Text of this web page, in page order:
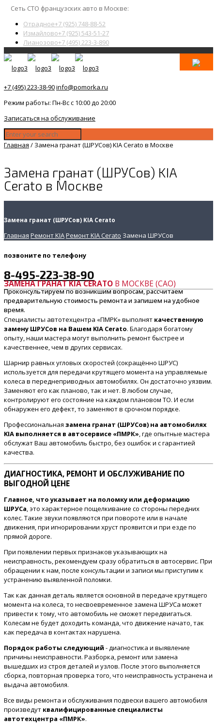
Сеть СТО французских авто в Москве:
Отрадное+7 (925) 748-88-52
Измайлово+7 (925) 543-51-27
Лианозово+7 (495) 223-3-890
+7 (495) 223-38-90info@pomorka.ru
Режим работы: Пн-Вс с 10:00 до 20:00
Записаться на обслуживание
Главная / Замена гранат (ШРУСов) KIA Cerato в Москве
Замена гранат (ШРУСов) KIA
Cerato в Москве
Замена гранат (ШРУСов) KIA Cerato
Главная Ремонт KIAРемонт KIA Cerato Замена ШРУСов
позвоните по телефону
8-495-223-38-90
Проконсультируем по возникшим вопросам, рассчитаем
предварительную стоимость ремонта и запишем на удобное
время.
ЗАМЕНА ГРАНАТ KIA CERATO В МОСКВЕ (САО)
Специалисты автотехцентра «ПМРК» выполнят качественную
замену ШРУСов на Вашем KIA Cerato. Благодаря богатому
опыту, наши мастера могут выполнить ремонт быстрее и
качественнее, чем в других сервисах.
Шарнир равных угловых скоростей (сокращённо ШРУС)
используется для передачи крутящего момента на управляемые
колеса в переднеприводных автомобилях. Он достаточно уязвим.
Заменяют его как планово, так и нет. В любом случае,
контролируют его состояние на каждом плановом ТО. И если
обнаружен его дефект, то заменяют в срочном порядке.
Профессиональная замена гранат (ШРУСов) на автомобилях
KIA выполняется в автосервисе «ПМРК», где опытные мастера
обслужат Ваш автомобиль быстро, без ошибок и с гарантией
качества.
ДИАГНОСТИКА, РЕМОНТ И ОБСЛУЖИВАНИЕ ПО
ВЫГОДНОЙ ЦЕНЕ
Главное, что указывает на поломку или деформацию
ШРУСа, это характерное пощелкивание со стороны передних
колес. Такие звуки появляются при повороте или в начале
движения, при игнорировании хруст проявится и при езде по
прямой дороге.
При появлении первых признаков указывающих на
неисправность, рекомендуем сразу обратиться в автосервис. При
обращении к нам, после консультации и записи мы приступим к
устранению выявленной поломки.
Так как данная деталь является основной в передаче крутящего
момента на колеса, то несвоевременное замена ШРУСа может
привести к тому, что автомобиль не сможет передвигаться.
Колесам не будет доходить команда, что движение начато, так
как передача в контактах нарушена.
Порядок работы следующий - диагностика и выявление
причины неисправности. Разборка, ремонт или замена
вышедших из строя деталей и узлов. После этого выполняется
сборка, повторная проверка того, что неисправность устранена и
выдача автомобиля.
Все виды ремонта и обслуживания подвески вашего автомобиля
произведут квалифицированные специалисты
автотехцентра «ПМРК».